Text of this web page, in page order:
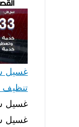
تنظيف
غسيل
غسيل